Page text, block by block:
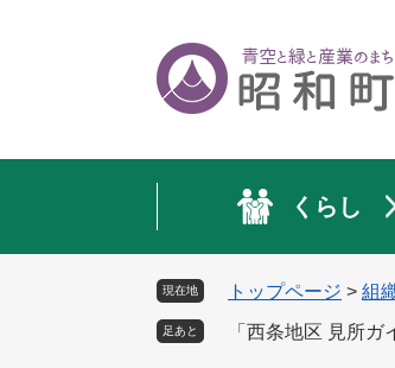
頭
飛
くらし
現在地 トップページ > 組
足あと 「西条地区 見所ガ